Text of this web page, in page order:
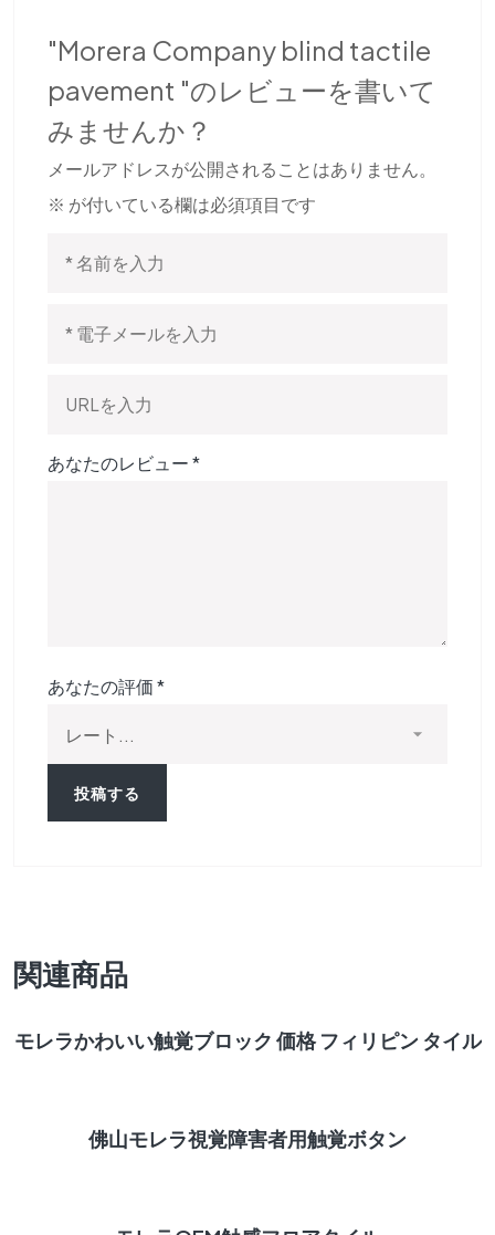
"Morera Company blind tactile
pavement "のレビューを書いて
みませんか？
メールアドレスが公開されることはありません。
※ が付いている欄は必須項目です
あなたのレビュー*
あなたの評価*
関連商品
モレラかわいい触覚ブロック 価格 フィリピン タイル
佛山モレラ視覚障害者用触覚ボタン